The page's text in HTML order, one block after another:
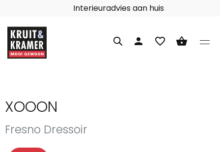
Interieuradvies aan huis
person favorite_border shopping_basket
XOOON
Fresno Dressoir